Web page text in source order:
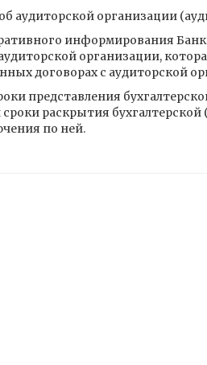
аудиторской организации
информирования
организации,
договорах с аудиторской
представления
раскрытия
по ней.